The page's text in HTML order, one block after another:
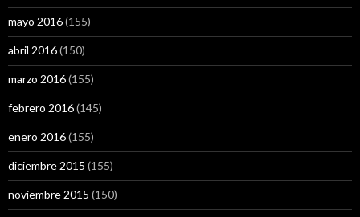
mayo 2016(155)
abril 2016(150)
marzo 2016(155)
febrero 2016(145)
enero 2016(155)
diciembre 2015 (155)
noviembre 2015 (150)